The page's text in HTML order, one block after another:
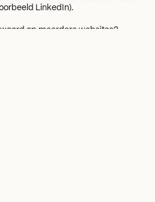
LinkedIn).
op meerdere websites?